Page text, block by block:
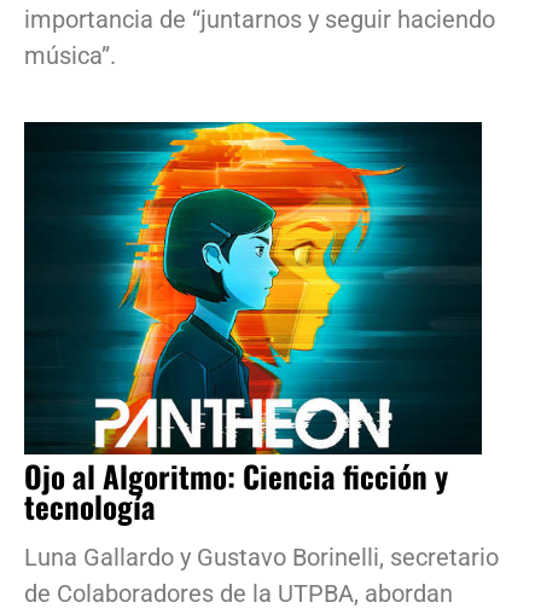
importancia de “juntarnos y seguir haciendo
música”.
Ojo al Algoritmo: Ciencia ficción y
tecnología
Luna Gallardo y Gustavo Borinelli, secretario
de Colaboradores de la UTPBA, abordan